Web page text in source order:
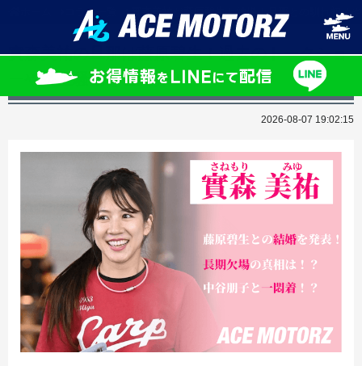
コラム一覧 實森美祐が藤原碧生と結婚！旦那との馴れ初め
實森美祐の旦那は藤原碧生！過去のトークショ
ーや炎上騒動をご紹介！
2026-08-07 19:02:15